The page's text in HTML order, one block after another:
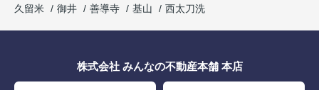
久留米
御井 善導寺 基山 西太刀洗
株式会社 みんなの不動産本舗 本店